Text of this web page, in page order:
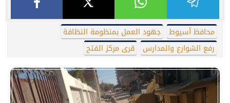
محافظ أسيوط
جهود العمل بمنظومة النظافة
رفع الشوارع والمدارس
قرى مركز الفتح